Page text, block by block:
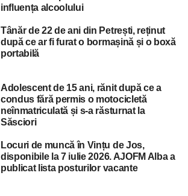
influența alcoolului
Tânăr de 22 de ani din Petrești, reținut
după ce ar fi furat o bormașină și o boxă
portabilă
Adolescent de 15 ani, rănit după ce a
condus fără permis o motocicletă
neînmatriculată și s-a răsturnat la
Săsciori
Locuri de muncă în Vințu de Jos,
disponibile la 7 iulie 2026. AJOFM Alba a
publicat lista posturilor vacante